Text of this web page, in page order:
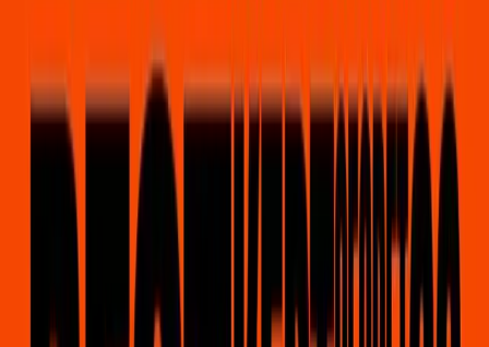
Net binnen Cadeaubonnen
Nieuws